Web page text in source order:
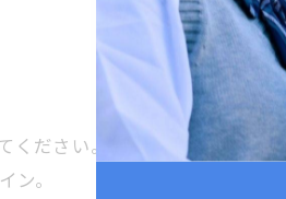
ださい。
ン。